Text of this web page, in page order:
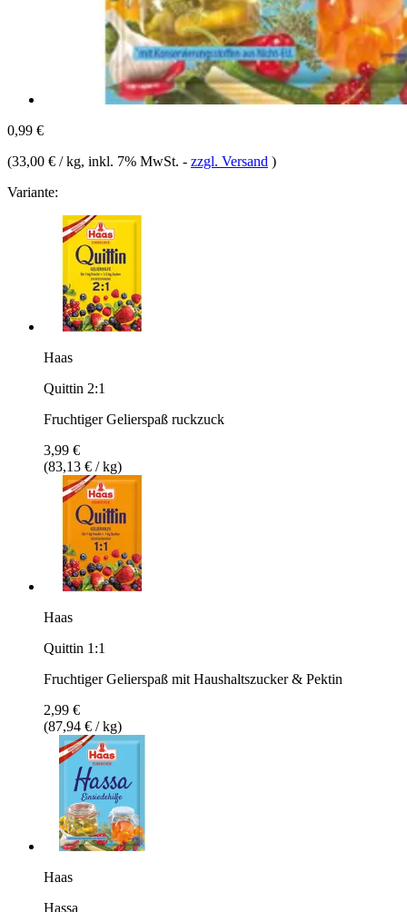
0,99 €
(33,00 € / kg, inkl. 7% MwSt. - zzgl. Versand )
Variante:
Haas
Quittin 2:1
Fruchtiger Gelierspaß ruckzuck
3,99 €
(83,13 € / kg)
Haas
Quittin 1:1
Fruchtiger Gelierspaß mit Haushaltszucker & Pektin
2,99 €
(87,94 € / kg)
Haas
Hassa